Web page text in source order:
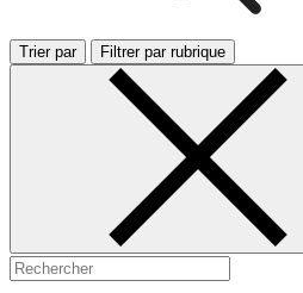
Trier par Filtrer par rubrique